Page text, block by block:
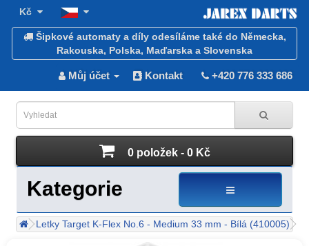
Kč
Šipkové automaty a díly odesíláme také do Německa,
Rakouska, Polska, Maďarska a Slovenska
Můj účet Kontakt +420 776 333 686
0 položek - 0 Kč
Kategorie
Letky Target K-Flex No.6 - Medium 33 mm - Bílá (410005)